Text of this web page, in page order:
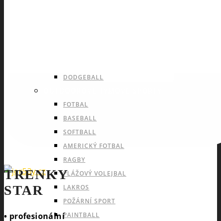
DODGEBALL
FOTBAL
BASEBALL
SOFTBALL
AMERICKÝ FOTBAL
RAGBY
PLÁŽOVÝ VOLEJBAL
LAKROS
POŽÁRNÍ SPORT
PAINTBALL
TRENKY
STAR
• profesionální